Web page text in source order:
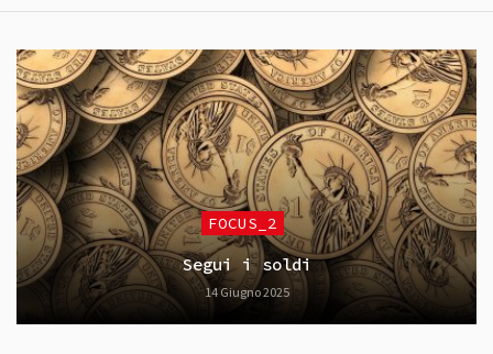
FOCUS_2
Segui i soldi
14 Giugno 2025